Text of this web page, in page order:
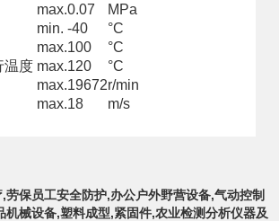
max.0.07
MPa
min. -40
°C
max.100
°C
温度 max.120
°C
max.19672r/min
max.18 m/s
劳保员工安全防护,办公户外野营设备,气动控制
机械设备,塑料成型,紧固件,农业检测分析仪器及